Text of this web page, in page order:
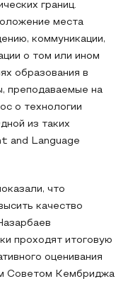
границ.
места
коммуникации,
о том или ином
образования в
преподаваемые на
о технологии
из таких
and Language
что
качество
проходят итоговую
оценивания
Советом Кембриджа